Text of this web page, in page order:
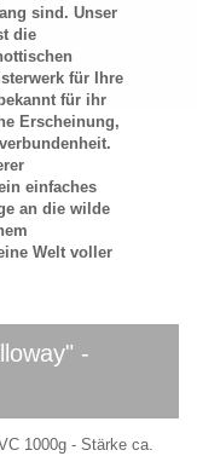
sind. Unser
die
für Ihre
für ihr
Erscheinung,
einfaches
an die wilde
Welt voller
-
1000g - Stärke ca.